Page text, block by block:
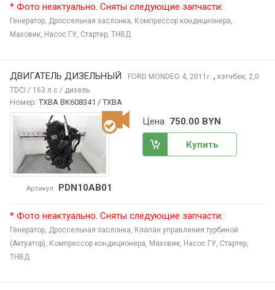
* Фото неактуально. Сняты следующие запчасти:
Генератор, Дроссельная заслонка, Компрессор кондиционера,
Маховик, Насос ГУ, Стартер, ТНВД
ДВИГАТЕЛЬ ДИЗЕЛЬНЫЙ FORD MONDEO 4, 2011 г. , хэтчбек, 2,0
TDCi / 163 л.с / дизель
Номер: TXBA BK608341 / TXBA
Артикул PDN10AB01
Цена 750.00 BYN
Купить
* Фото неактуально. Сняты следующие запчасти:
Генератор, Дроссельная заслонка, Клапан управления турбиной
(Актуатор), Компрессор кондиционера, Маховик, Насос ГУ, Стартер,
ТНВД